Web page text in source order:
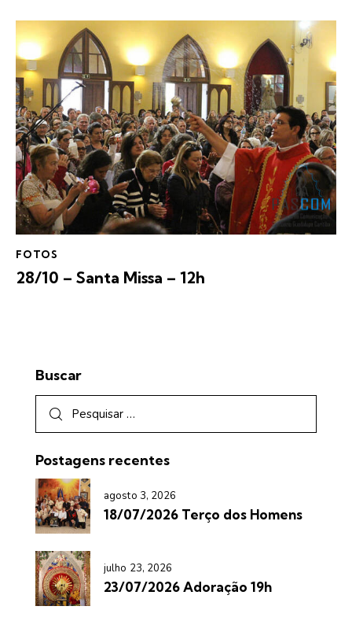
FOTOS
28/10 – Santa Missa – 12h
Buscar
Postagens recentes
agosto 3, 2026
18/07/2026 Terço dos Homens
julho 23, 2026
23/07/2026 Adoração 19h